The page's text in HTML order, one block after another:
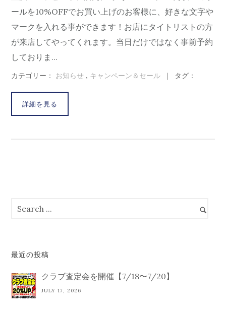
ールを10%OFFでお買い上げのお客様に、好きな文字や
マークを入れる事ができます！お店にタイトリストの方
が来店してやってくれます。当日だけではなく事前予約
しておりま...
カテゴリー： お知らせ , キャンペーン＆セール ｜ タグ：
詳細を見る
最近の投稿
クラブ査定会を開催【7/18〜7/20】
JULY 17, 2026